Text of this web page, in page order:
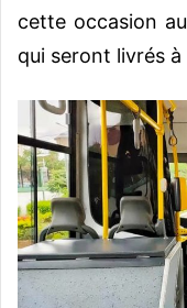
cette occasion
qui seront livrés